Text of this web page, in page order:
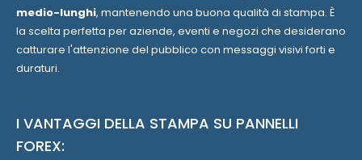
medio-lunghi, mantenendo una buona qualità di stampa. È
la scelta perfetta per aziende, eventi e negozi che desiderano
catturare l'attenzione del pubblico con messaggi visivi forti e
duraturi.
I VANTAGGI DELLA STAMPA SU PANNELLI
FOREX: